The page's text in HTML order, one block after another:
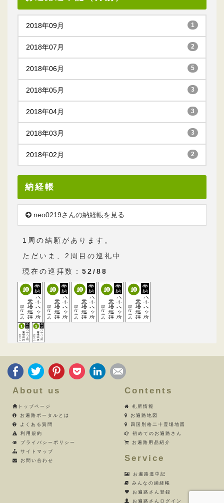
2018年09月 1
2018年07月 2
2018年06月 5
2018年05月 3
2018年04月 3
2018年03月 3
2018年02月 2
納経帳
neo0219さんの納経帳を見る
1周の結願があります。
ただいま、2周目の巡礼中
現在の巡拝数： 52/88
About us
トップページ
お遍路ポータルとは
よくある質問
利用規約
プライバシーポリシー
サイトマップ
お問い合わせ
Contents
札所情報
お遍路地図
四国別格二十霊場地図
初めてのお遍路さん
お遍路用品紹介
Service
お遍路道中記
みんなの納経帳
お遍路さん登録
お遍路さんログイン